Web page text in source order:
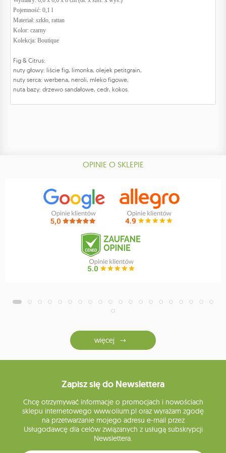
Pojemność: 0,1 l
Materiał: szkło, rattan
Kolor: czarny
Kolekcja: Boutique
Fig & Citrus:
nuty głowy: liście fig, limonka, olejek petitgrain,
nuty serca: werbena, neroli, mleko figowe,
nuta bazy: drzewo sandałowe, cedr, kokos.
OPINIE O SKLEPIE
więcej
Zapisz się do Newslettera
Chcę otrzymywać informacje o promocjach i nowościach
sklepu internetowego www.olium.pl oraz wyrażam zgodę
na przetwarzanie mojego adresu e-mail przez
Usługodawcę dla celów związanych z usługą subskrypcji
Newslettera.